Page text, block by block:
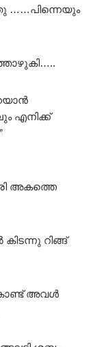
……പിന്നെയും
എനിക്ക്
അകത്തെ
റിങ്ങ്
അവൾ